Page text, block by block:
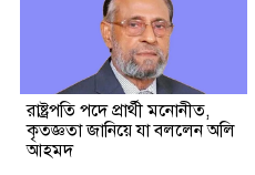
রাষ্ট্রপতি পদে প্রার্থী মনোনীত,
কৃতজ্ঞতা জানিয়ে যা বললেন অলি
আহমদ